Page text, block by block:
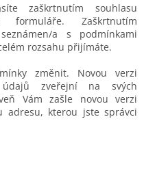
zaškrtnutím souhlasu
formuláře. Zaškrtnutím
a s podmínkami
rozsahu přijímáte.
změnit. Novou verzi
zveřejní na svých
Vám zašle novou verzi
adresu, kterou jste správci